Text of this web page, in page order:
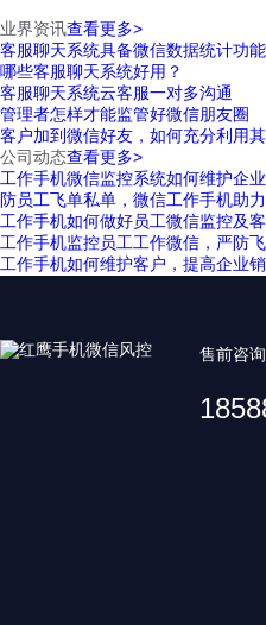
业界资讯查看更多>
客服聊天系统具备微信数据统计功能
哪些客服聊天系统好用？
客服聊天系统云客服一对多沟通
管理者怎样才能监管好微信朋友圈
客户加到微信好友，如何充分利用
公司动态查看更多>
工作手机微信监控系统如何维护企
防员工飞单私单，微信工作手机助
工作手机如何做好员工微信监控及
工作手机监控员工工作微信，严防
工作手机如何维护客户，提高企业
售前咨